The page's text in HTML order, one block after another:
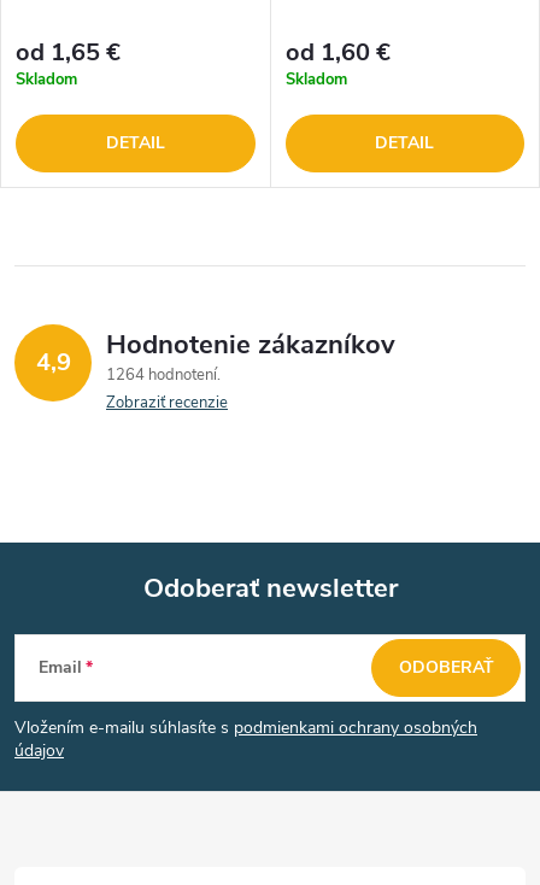
od 1,65 €
Skladom
DETAIL
od 1,60 €
Skladom
DETAIL
4,9 Hodnotenie zákazníkov
1264 hodnotení
Zobraziť recenzie
Z
á
p
Odoberať newsletter
Email
Vložením e-mailu súhlasíte s podmienkami ochrany osobných
údajov
ODOBERAŤ